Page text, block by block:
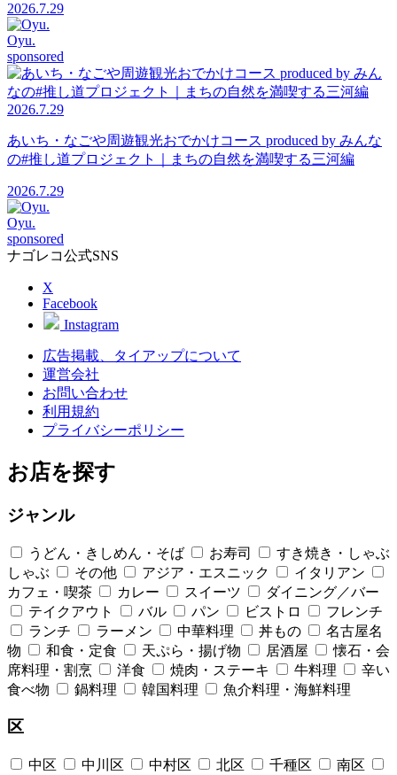
2026.7.29
Oyu.
sponsored
2026.7.29
あいち・なごや周遊観光おでかけコース produced by みんな
の#推し道プロジェクト｜まちの自然を満喫する三河編
2026.7.29
Oyu.
sponsored
ナゴレコ公式SNS
X
Facebook
Instagram
広告掲載、タイアップについて
運営会社
お問い合わせ
利用規約
プライバシーポリシー
お店を探す
ジャンル
うどん・きしめん・そば お寿司
すき焼き・しゃぶ
しゃぶ
その他 アジア・エスニック
イタリアン
カフェ・喫茶
カレー スイーツ
ダイニング／バー
テイクアウト
バル パン ビストロ
フレンチ
ランチ
ラーメン 中華料理 丼もの
名古屋名
物
和食・定食 天ぷら・揚げ物 居酒屋
懐石・会
席料理・割烹
洋食 焼肉・ステーキ 牛料理
辛い
食べ物
鍋料理 韓国料理 魚介料理・海鮮料理
区
中区 中川区 中村区 北区 千種区
南区